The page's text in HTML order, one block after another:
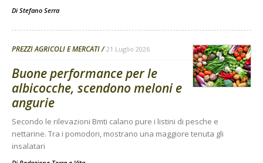
Di Stefano Serra
PREZZI AGRICOLI E MERCATI 21 Luglio 2026
Buone performance per le
albicocche, scendono meloni e
angurie
Secondo le rilevazioni Bmti calano pure i listini di pesche e
nettarine. Tra i pomodori, mostrano una maggiore tenuta gli
insalatari